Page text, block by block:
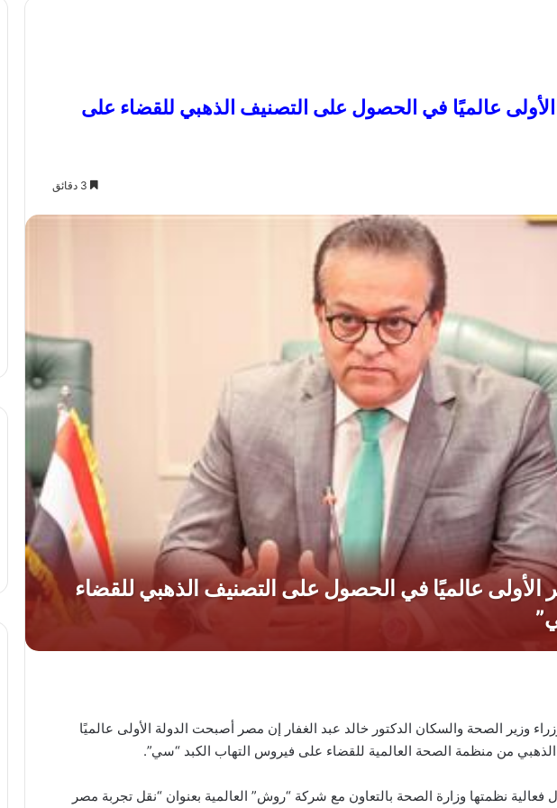
عالميًا في الحصول على التصنيف الذهبي للقضاء على
وزير الصحة والسكان الدكتور خالد عبد الغفار إن مصر أصبحت الدولة الأولى عالميًا
من منظمة الصحة العالمية للقضاء على فيروس التهاب الكبد “سي”.
نظمتها وزارة الصحة بالتعاون مع شركة “روش” العالمية بعنوان “نقل تجربة مصر